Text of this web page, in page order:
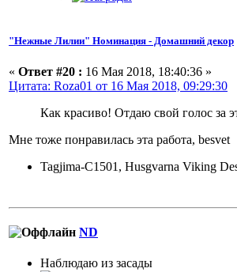
"Нежные Лилии" Номинация - Домашний декор
« Ответ #20 : 16 Мая 2018, 18:40:36 »
Цитата: Roza01 от 16 Мая 2018, 09:29:30
Как красиво! Отдаю свой голос за
Мне тоже понравилась эта работа, besvet
Tagjima-C1501, Husgvarna Viking
ND
Наблюдаю из засады